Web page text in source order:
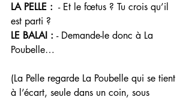
LA PELLE : - Et le fœtus ? Tu crois qu’il
est parti ?
LE BALAI : - Demande-le donc à La
Poubelle…
(La Pelle regarde La Poubelle qui se tient
à l’écart, seule dans un coin, sous